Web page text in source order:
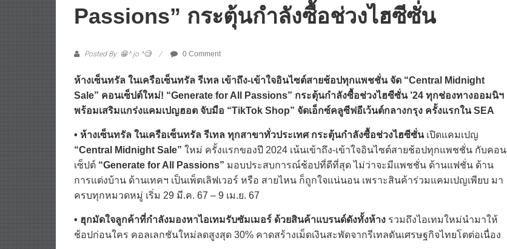
Passions” กระตุ้นกำลังซื้อช่วงไฮซีซั่น
Posted By: 😁^ jo ^🧐 0 Comment
ห้างเซ็นทรัล ในเครือเซ็นทรัล รีเทล เข้าถึง-เข้าใจอินไซต์สายช้อปทุกแพชชั่น จัด “Central Midnight
Sale” คอนเซ็ปต์ใหม่! “Generate for All Passions” กระตุ้นกำลังซื้อช่วงไฮซีซั่น ’24 ทุกช่องทางออมนิฯ
พร้อมเสริมแกร่งแคมเปญฮอต จับมือ “TikTok Shop” จัดเอ็กซ์คลูซีฟอีเว้นต์กลางกรุง ครั้งแรกใน SEA
• ห้างเซ็นทรัล ในเครือเซ็นทรัล รีเทล ทุกสาขาทั่วประเทศ กระตุ้นกำลังซื้อช่วงไฮซีซั่นเปิดแคมเปญ
“Central Midnight Sale” ใหม่ ครั้งแรกของปี 2024 เน้นเข้าถึง-เข้าใจอินไซต์สายช้อปทุกแพชชั่น กับคอน
เซ็ปต์ “Generate for All Passions” มอบประสบการณ์ช้อปที่ดีที่สุด ไม่ว่าจะมีแพชชั่น ด้านแฟชั่น ด้าน
การแต่งบ้าน ด้านเทคฯ เป็นเพ็ตเลิฟเวอร์ หรือ สายไหน ก็ถูกใจแน่นอน เพราะสินค้าร่วมแคมเปญเพียบ มา
ครบทุกหมวดหมู่ เริ่ม 29 มี.ค. 67 – 9 เม.ย. 67
• ฮุกมัดใจลูกค้าที่กำลังมองหาไอเทมรับซัมเมอร์ ด้วยสินค้าแบรนด์ดังทั้งห้าง รวมถึงไอเทมใหม่นำมาให้
ช้อปก่อนใคร คอลเลกชันใหม่ลดสูงสุด 30% คาดสร้างเม็ดเงินสะพัดจากรีเทลดันเศรษฐกิจไทยโตต่อเนื่อง